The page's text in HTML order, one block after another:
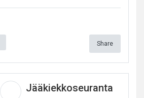
Share
Jääkiekkoseuranta